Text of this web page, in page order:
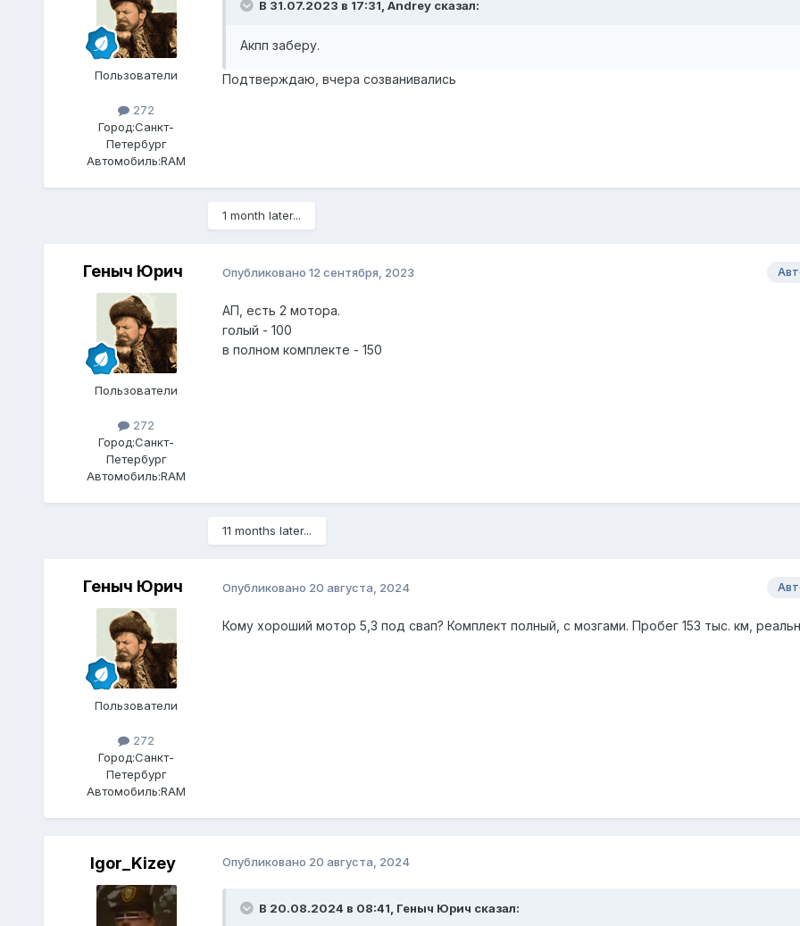
Пользователи
272
Город:Санкт-
Петербург
Автомобиль:RAM
В 31.07.2023 в 17:31, Andreyсказал:
Акпп заберу.
Подтверждаю, вчера созванивались
1 month later...
Геныч Юрич
Пользователи
272
Город:Санкт-
Петербург
Автомобиль:RAM
Опубликовано 12 сентября, 2023
АП, есть 2 мотора.
голый - 100
в полном комплекте - 150
11 months later...
Геныч Юрич
Пользователи
272
Город:Санкт-
Петербург
Автомобиль:RAM
Опубликовано 20 августа, 2024
Кому хороший мотор 5,3 под свап? Комплект полный, с мозгами. Пробег 153 тыс. км,
Igor_Kizey Опубликовано 20 августа, 2024
В 20.08.2024 в 08:41, Геныч Юрич сказал: